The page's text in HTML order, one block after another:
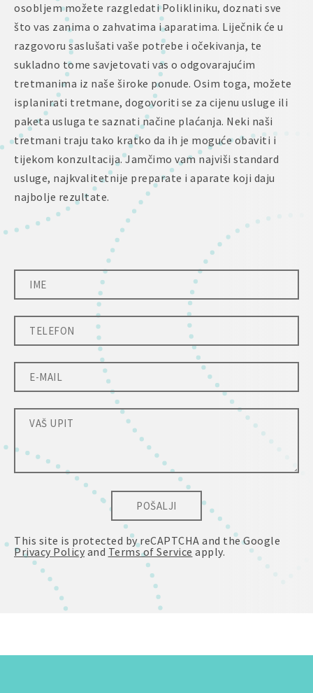
osobljem možete razgledati Polikliniku, doznati sve
što vas zanima o zahvatima i aparatima. Liječnik će u
razgovoru saslušati vaše potrebe i očekivanja, te
sukladno tome savjetovati vas o odgovarajućim
tretmanima iz naše široke ponude. Osim toga, možete
isplanirati tretmane, dogovoriti se za cijenu usluge ili
paketa usluga te saznati načine plaćanja. Neki naši
tretmani traju tako kratko da ih je moguće obaviti i
tijekom konzultacija. Jamčimo vam najviši standard
usluge, najkvalitetnije preparate i aparate koji daju
najbolje rezultate.
POŠALJI
This site is protected by reCAPTCHA and the Google
Privacy Policy and Terms of Service apply.